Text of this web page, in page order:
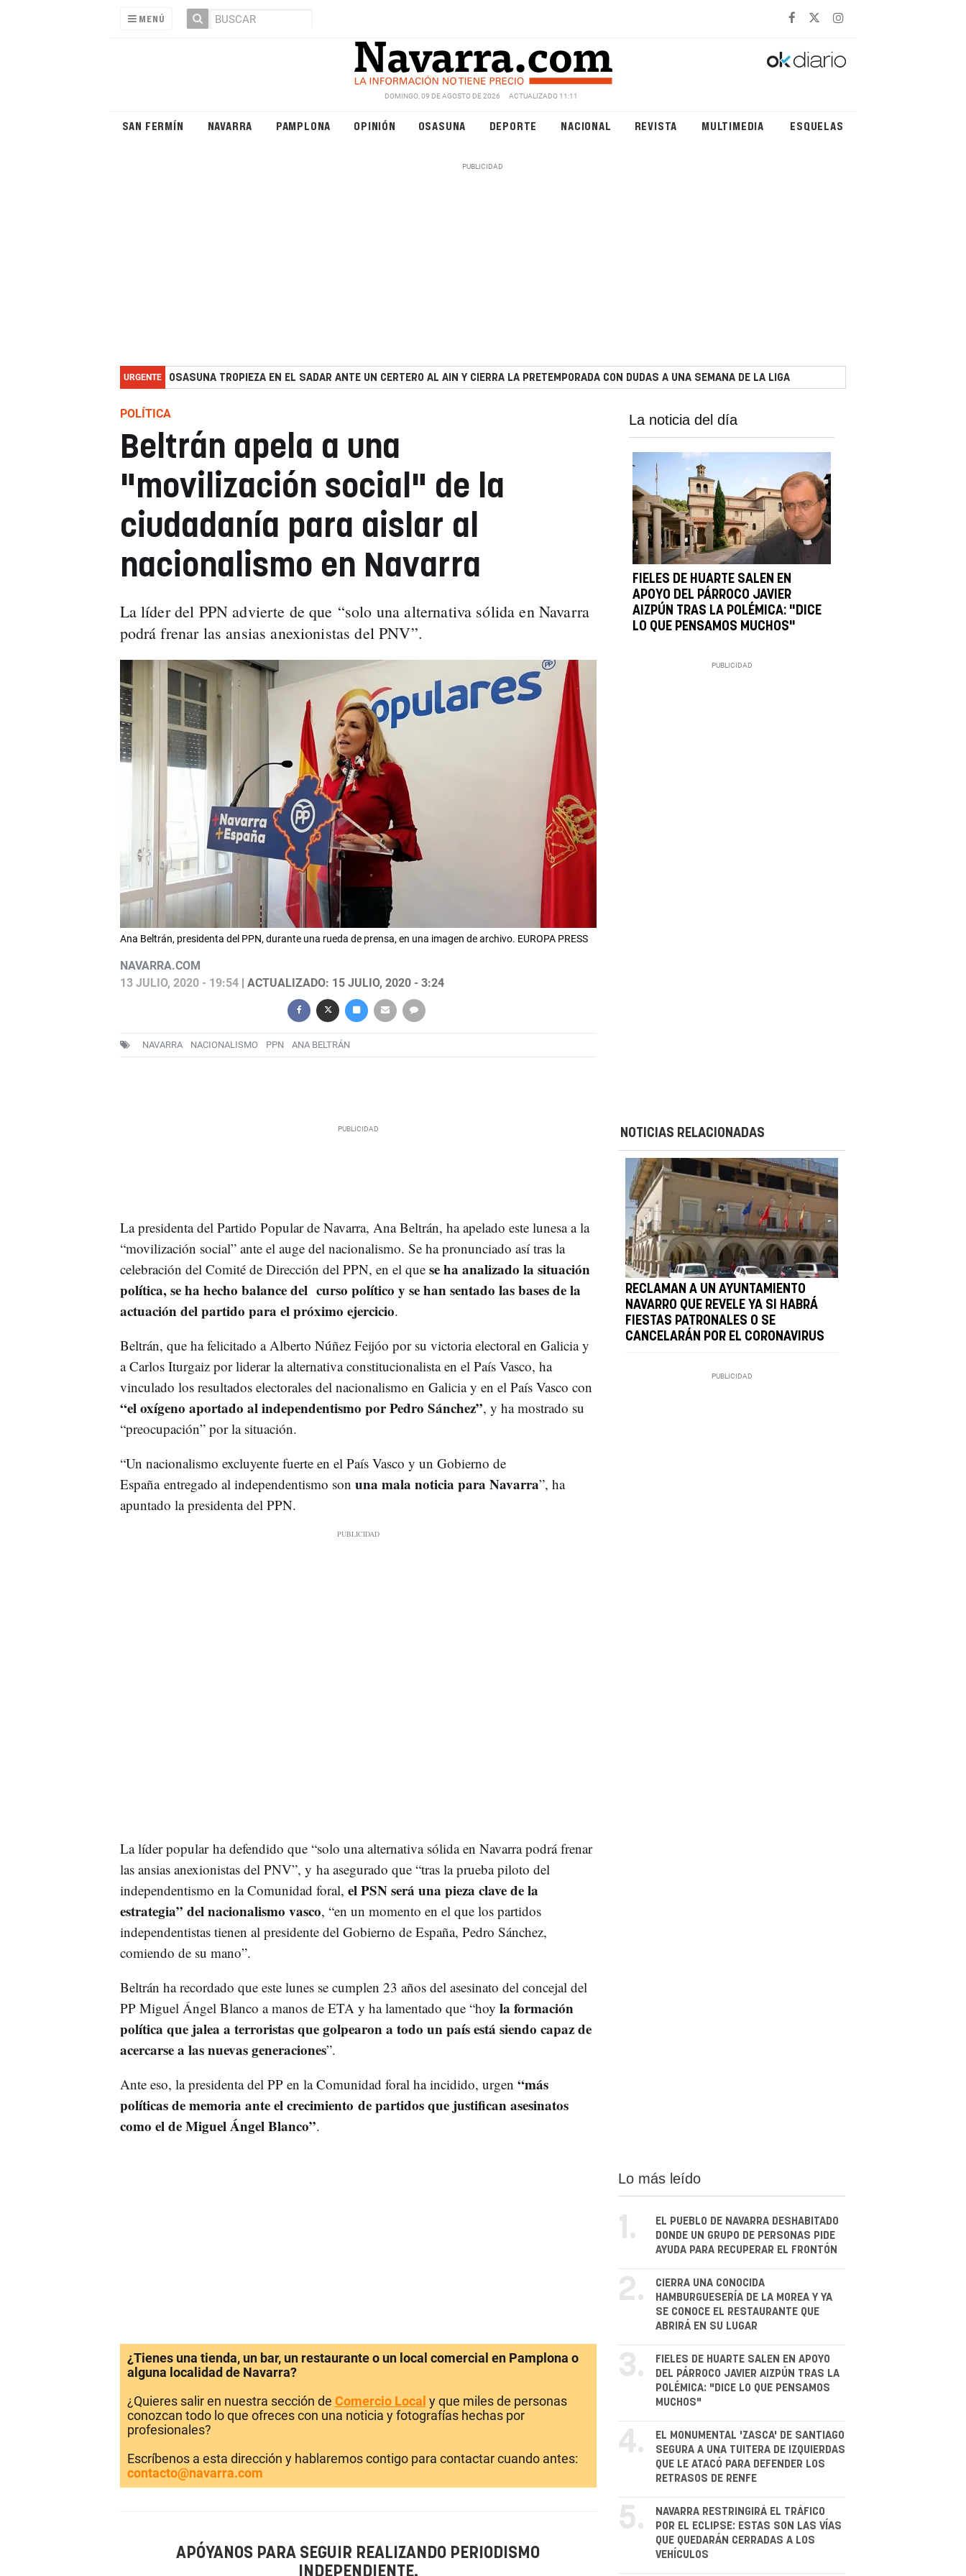
MENÚ
DOMINGO, 09 DE AGOSTO DE 2026 ACTUALIZADO 11:11
SAN FERMÍN NAVARRA PAMPLONA OPINIÓN OSASUNA DEPORTE NACIONAL REVISTA MULTIMEDIA ESQUELAS
URGENTE OSASUNA TROPIEZA EN EL SADAR ANTE UN CERTERO AL AIN Y CIERRA LA PRETEMPORADA CON DUDAS A UNA SEMANA DE LA LIGA
POLÍTICA
Beltrán apela a una
"movilización social" de la
ciudadanía para aislar al
nacionalismo en Navarra
La líder del PPN advierte de que “solo una alternativa sólida en Navarra
podrá frenar las ansias anexionistas del PNV”.
Ana Beltrán, presidenta del PPN, durante una rueda de prensa, en una imagen de archivo. EUROPA PRESS
NAVARRA.COM
13 JULIO, 2020 - 19:54| ACTUALIZADO: 15 JULIO, 2020 - 3:24
NAVARRA NACIONALISMO PPN ANA BELTRÁN
La noticia del día
FIELES DE HUARTE SALEN EN
APOYO DEL PÁRROCO JAVIER
AIZPÚN TRAS LA POLÉMICA: "DICE
LO QUE PENSAMOS MUCHOS"
La presidenta del Partido Popular de Navarra, Ana Beltrán, ha apelado este lunesa a la
“movilización social” ante el auge del nacionalismo. Se ha pronunciado así tras la
celebración del Comité de Dirección del PPN, en el que se ha analizado la situación
política, se ha hecho balance del curso político y se han sentado las bases de la
actuación del partido para el próximo ejercicio.
Beltrán, que ha felicitado a Alberto Núñez Feijóo por su victoria electoral en Galicia y
a Carlos Iturgaiz por liderar la alternativa constitucionalista en el País Vasco, ha
vinculado los resultados electorales del nacionalismo en Galicia y en el País Vasco con
“el oxígeno aportado al independentismo por Pedro Sánchez”, y ha mostrado su
“preocupación” por la situación.
“Un nacionalismo excluyente fuerte en el País Vasco y un Gobierno de
España entregado al independentismo son una mala noticia para Navarra”, ha
apuntado la presidenta del PPN.
La líder popular ha defendido que “solo una alternativa sólida en Navarra podrá frenar
las ansias anexionistas del PNV”, y ha asegurado que “tras la prueba piloto del
independentismo en la Comunidad foral, el PSN será una pieza clave de la
estrategia” del nacionalismo vasco, “en un momento en el que los partidos
independentistas tienen al presidente del Gobierno de España, Pedro Sánchez,
comiendo de su mano”.
Beltrán ha recordado que este lunes se cumplen 23 años del asesinato del concejal del
PP Miguel Ángel Blanco a manos de ETA y ha lamentado que “hoy la formación
política que jalea a terroristas que golpearon a todo un país está siendo capaz de
acercarse a las nuevas generaciones”.
Ante eso, la presidenta del PP en la Comunidad foral ha incidido, urgen “más
políticas de memoria ante el crecimiento de partidos que justifican asesinatos
como el de Miguel Ángel Blanco”.
NOTICIAS RELACIONADAS
RECLAMAN A UN AYUNTAMIENTO
NAVARRO QUE REVELE YA SI HABRÁ
FIESTAS PATRONALES O SE
CANCELARÁN POR EL CORONAVIRUS
¿Tienes una tienda, un bar, un restaurante o un local comercial en Pamplona o
alguna localidad de Navarra?
¿Quieres salir en nuestra sección de Comercio Local y que miles de personas
conozcan todo lo que ofreces con una noticia y fotografías hechas por
profesionales?
Escríbenos a esta dirección y hablaremos contigo para contactar cuando antes:
contacto@navarra.com
APÓYANOS PARA SEGUIR REALIZANDO PERIODISMO
INDEPENDIENTE.
Lo más leído
1.
EL PUEBLO DE NAVARRA DESHABITADO
DONDE UN GRUPO DE PERSONAS PIDE
AYUDA PARA RECUPERAR EL FRONTÓN
2.
CIERRA UNA CONOCIDA
HAMBURGUESERÍA DE LA MOREA Y YA
SE CONOCE EL RESTAURANTE QUE
ABRIRÁ EN SU LUGAR
3.
FIELES DE HUARTE SALEN EN APOYO
DEL PÁRROCO JAVIER AIZPÚN TRAS LA
POLÉMICA: "DICE LO QUE PENSAMOS
MUCHOS"
4.
EL MONUMENTAL 'ZASCA' DE SANTIAGO
SEGURA A UNA TUITERA DE IZQUIERDAS
QUE LE ATACÓ PARA DEFENDER LOS
RETRASOS DE RENFE
5.
NAVARRA RESTRINGIRÁ EL TRÁFICO
POR EL ECLIPSE: ESTAS SON LAS VÍAS
QUE QUEDARÁN CERRADAS A LOS
VEHÍCULOS